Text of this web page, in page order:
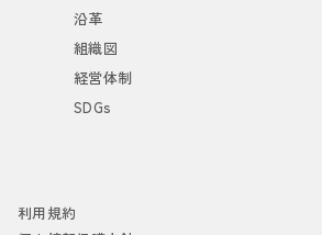
沿革
組織図
経営体制
SDGs
利用規約